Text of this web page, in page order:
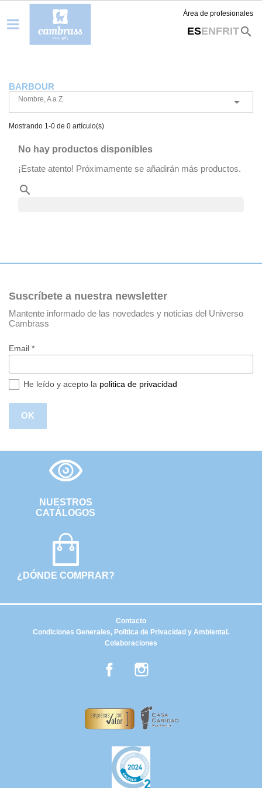
Área de profesionales
ESENFRITsearch
BARBOUR
Nombre, A a Z 
Mostrando 1-0 de 0 artículo(s)
No hay productos disponibles
¡Estate atento! Próximamente se añadirán más productos.
search
Suscríbete a nuestra newsletter
Mantente informado de las novedades y noticias del Universo
Cambrass
Email *
He leído y acepto la politica de privacidad
NUESTROS
CATÁLOGOS
¿DÓNDE COMPRAR?
Condiciones Generales, Politica de Privacidad y Ambiental.
Colaboraciones
Contacto
Facebook